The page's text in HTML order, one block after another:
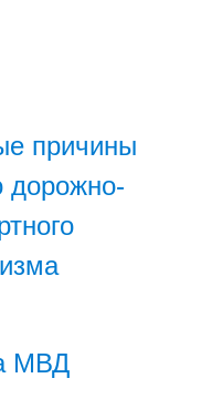
причины
дорожно-
МВД